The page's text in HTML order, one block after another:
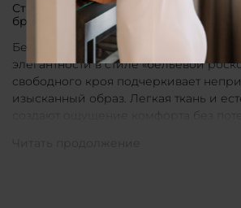
Стильные рубашки в актуальном
бренда CLÓ
Белые рубашки от бренда CLÓ
элегантности в стиле «бельевой
свободного кроя подчеркивает
изысканный образ. Легкая ткань и
создают ощущение комфорта без